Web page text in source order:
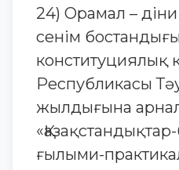
24) Орамал –
сенім
конституциялық
Республикасы
жылдығына
ғылыми-